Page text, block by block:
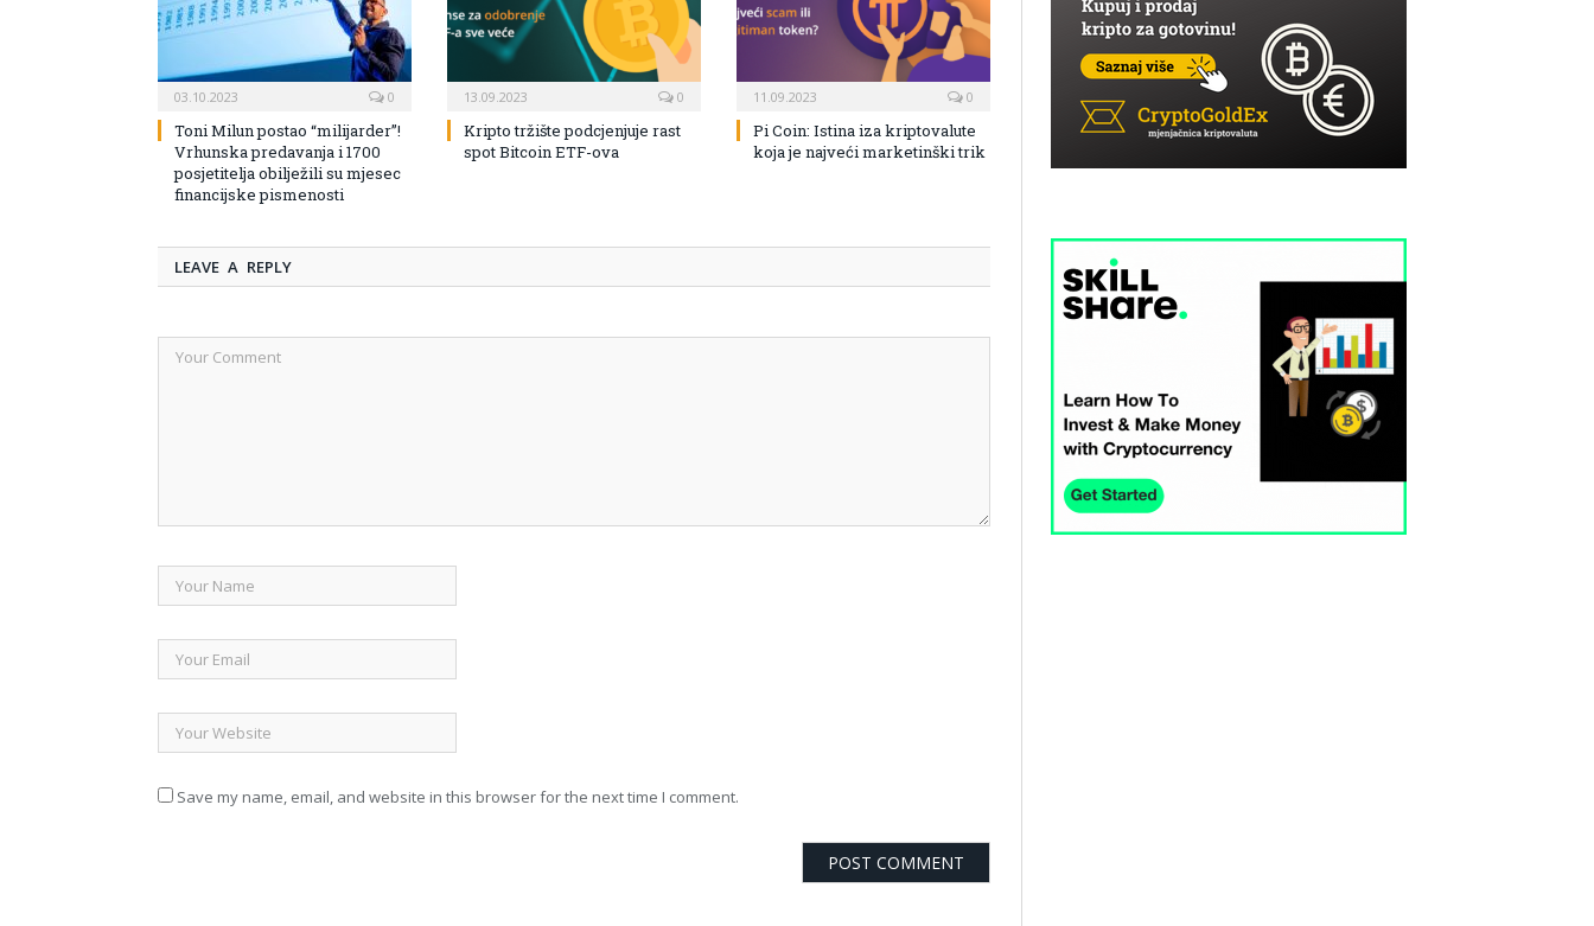
03.10.2023 0
Toni Milun postao “milijarder”!
Vrhunska predavanja i 1700
posjetitelja obilježili su mjesec
financijske pismenosti
13.09.2023 0
Kripto tržište podcjenjuje rast
spot Bitcoin ETF-ova
11.09.2023 0
Pi Coin: Istina iza kriptovalute
koja je najveći marketinški trik
LEAVE A REPLY
Save my name, email, and website in this browser for the next time I comment.